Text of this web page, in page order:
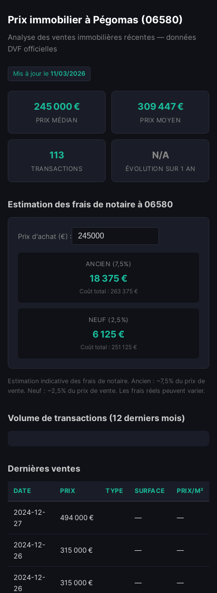
Prix immobilier à Pégomas (06580)
Analyse des ventes immobilières récentes — données
DVF officielles
Mis à jour le 11/03/2026
245 000 €
PRIX MÉDIAN
309 447 €
PRIX MOYEN
113
TRANSACTIONS
N/A
ÉVOLUTION SUR 1 AN
Estimation des frais de notaire à 06580
Prix d'achat (€) :
ANCIEN (7,5%)
18 375 €
Coût total : 263 375 €
NEUF (2,5%)
6 125 €
Coût total : 251 125 €
Estimation indicative des frais de notaire. Ancien : ~7,5% du prix de
vente. Neuf : ~2,5% du prix de vente. Les frais réels peuvent varier.
Volume de transactions (12 derniers mois)
Dernières ventes
DATE PRIX TYPE SURFACE PRIX/M²
2024-12-
27
494 000 € — —
2024-12-
26
315 000 € — —
2024-12-
26
315 000 € — —